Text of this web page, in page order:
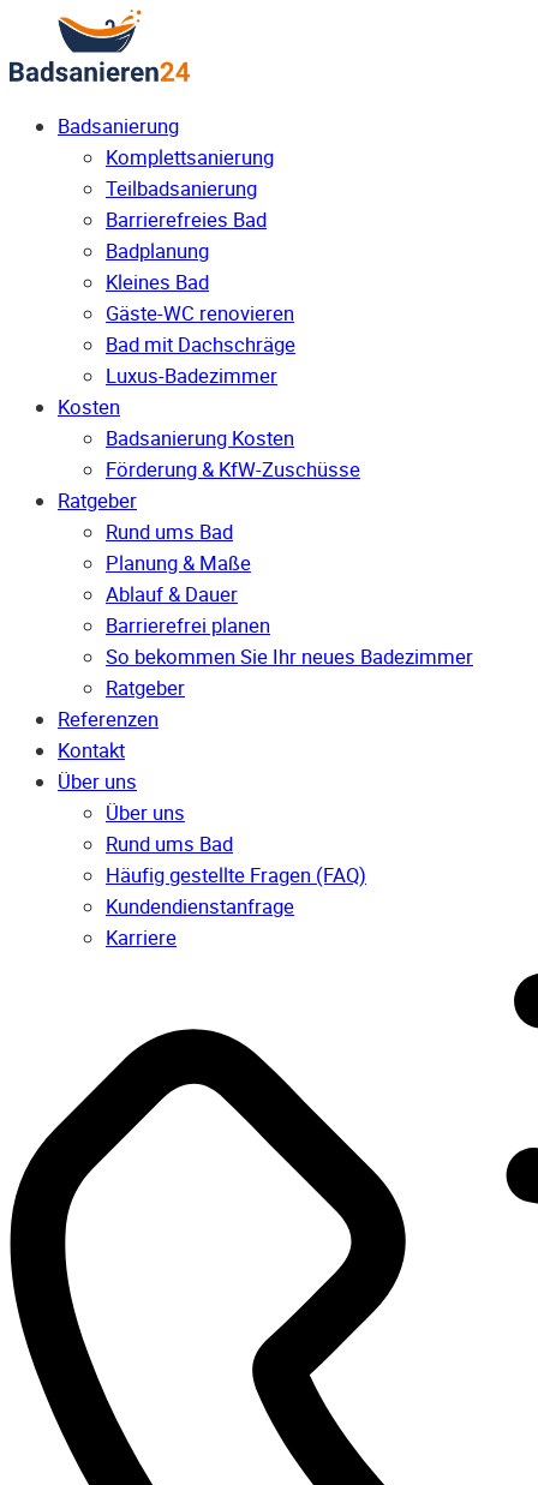
Badsanierung
Komplettsanierung
Teilbadsanierung
Barrierefreies Bad
Badplanung
Kleines Bad
Gäste-WC renovieren
Bad mit Dachschräge
Luxus-Badezimmer
Kosten
Badsanierung Kosten
Förderung & KfW-Zuschüsse
Ratgeber
Rund ums Bad
Planung & Maße
Ablauf & Dauer
Barrierefrei planen
So bekommen Sie Ihr neues Badezimmer
Ratgeber
Referenzen
Kontakt
Über uns
Über uns
Rund ums Bad
Häufig gestellte Fragen (FAQ)
Kunden­dienst­anfrage
Karriere